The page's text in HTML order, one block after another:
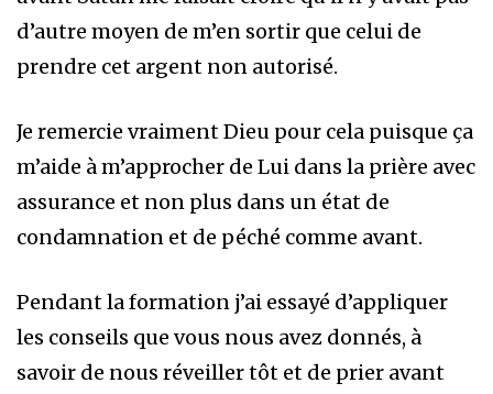
d’autre moyen de m’en sortir que celui de
prendre cet argent non autorisé.
Je remercie vraiment Dieu pour cela puisque ça
m’aide à m’approcher de Lui dans la prière avec
assurance et non plus dans un état de
condamnation et de péché comme avant.
Pendant la formation j’ai essayé d’appliquer
les conseils que vous nous avez donnés, à
savoir de nous réveiller tôt et de prier avant